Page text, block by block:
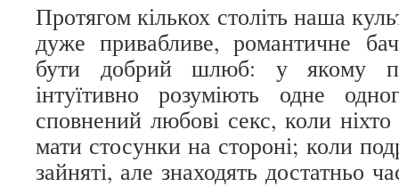
Протягом кількох століть наша
дуже привабливе, романтичне
бути добрий шлюб: у якому
інтуїтивно розуміють одне
сповнений любові секс, коли ніхто
мати стосунки на стороні; коли
зайняті, але знаходять достатньо